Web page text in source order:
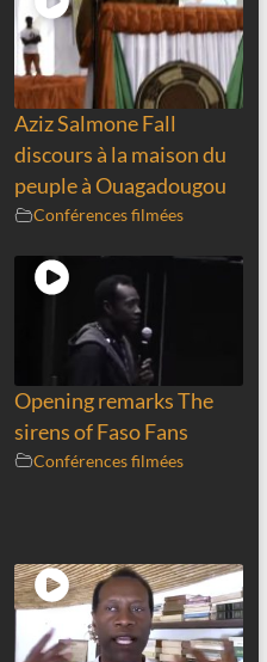
Aziz Salmone Fall
discours à la maison du
peuple à Ouagadougou
Conférences filmées
Opening remarks The
sirens of Faso Fans
Conférences filmées